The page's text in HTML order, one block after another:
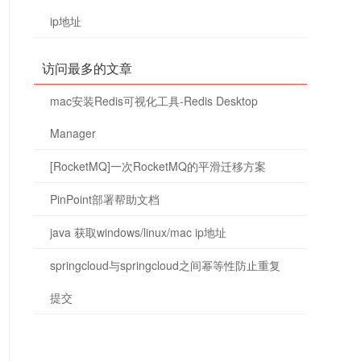
ip地址
访问最多的文章
mac安装Redis可视化工具-Redis Desktop
Manager
[RocketMQ]一次RocketMQ的平滑迁移方案
PinPoint部署帮助文档
java 获取windows/linux/mac ip地址
springcloud与springcloud之间幂等性防止重复
提交